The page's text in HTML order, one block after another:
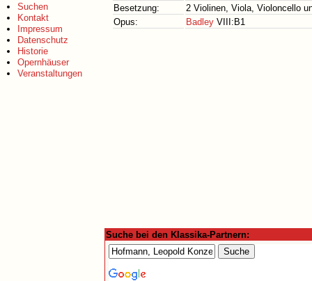
Suchen
Kontakt
Impressum
Datenschutz
Historie
Opernhäuser
Veranstaltungen
Besetzung:
2 Violinen, Viola, Violoncello
Opus:
Badley VIII:B1
Suche bei den Klassika-Partnern: